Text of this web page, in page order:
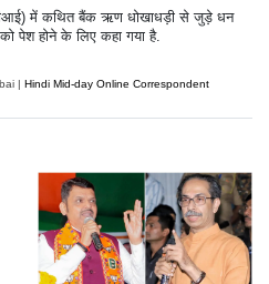
में कथित बैंक ऋण धोखाधड़ी से जुड़े धन
पेश होने के लिए कहा गया है.
| Hindi Mid-day Online Correspondent